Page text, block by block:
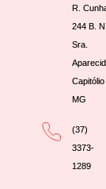
R.
244 B.
Sra.
MG
(37)
3373-
1289